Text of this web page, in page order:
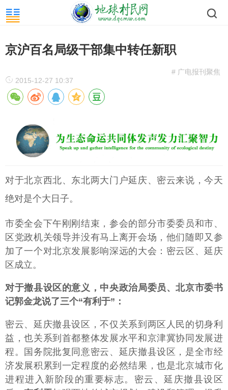
京沪百名局级干部集中转任新职
# 广电报刊聚焦
2015-12-27 10:37
对于北京西北、东北两大门户延庆、密云来说，今天
绝对是个大日子。
市委全会下午刚刚结束，参会的部分市委委员和市、
区党政机关领导并没有马上离开会场，他们随即又参
加了一个对北京发展影响深远的大会：密云区、延庆
区成立。
对于撤县设区的意义，中央政治局委员、北京市委书
记郭金龙说了三个“有利于”：
密云、延庆撤县设区，不仅关系到两区人民的切身利
益，也关系到首都整体发展水平和京津冀协同发展进
程。国务院批复同意密云、延庆撤县设区，是全市经
济发展积累到一定程度的必然结果，也是北京城市化
进程进入新阶段的重要标志。密云、延庆撤县设区